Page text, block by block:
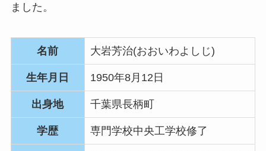
ました。
名前 大岩芳治(おおいわよしじ)
生年月日 1950年8月12日
出身地 千葉県長柄町
学歴 専門学校中央工学校修了